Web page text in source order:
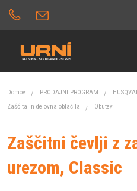
Domov PRODAJNI PROGRAM
Zaščita in delovna oblačila
Obutev
Zaščitni čevlji z
urezom, Classic